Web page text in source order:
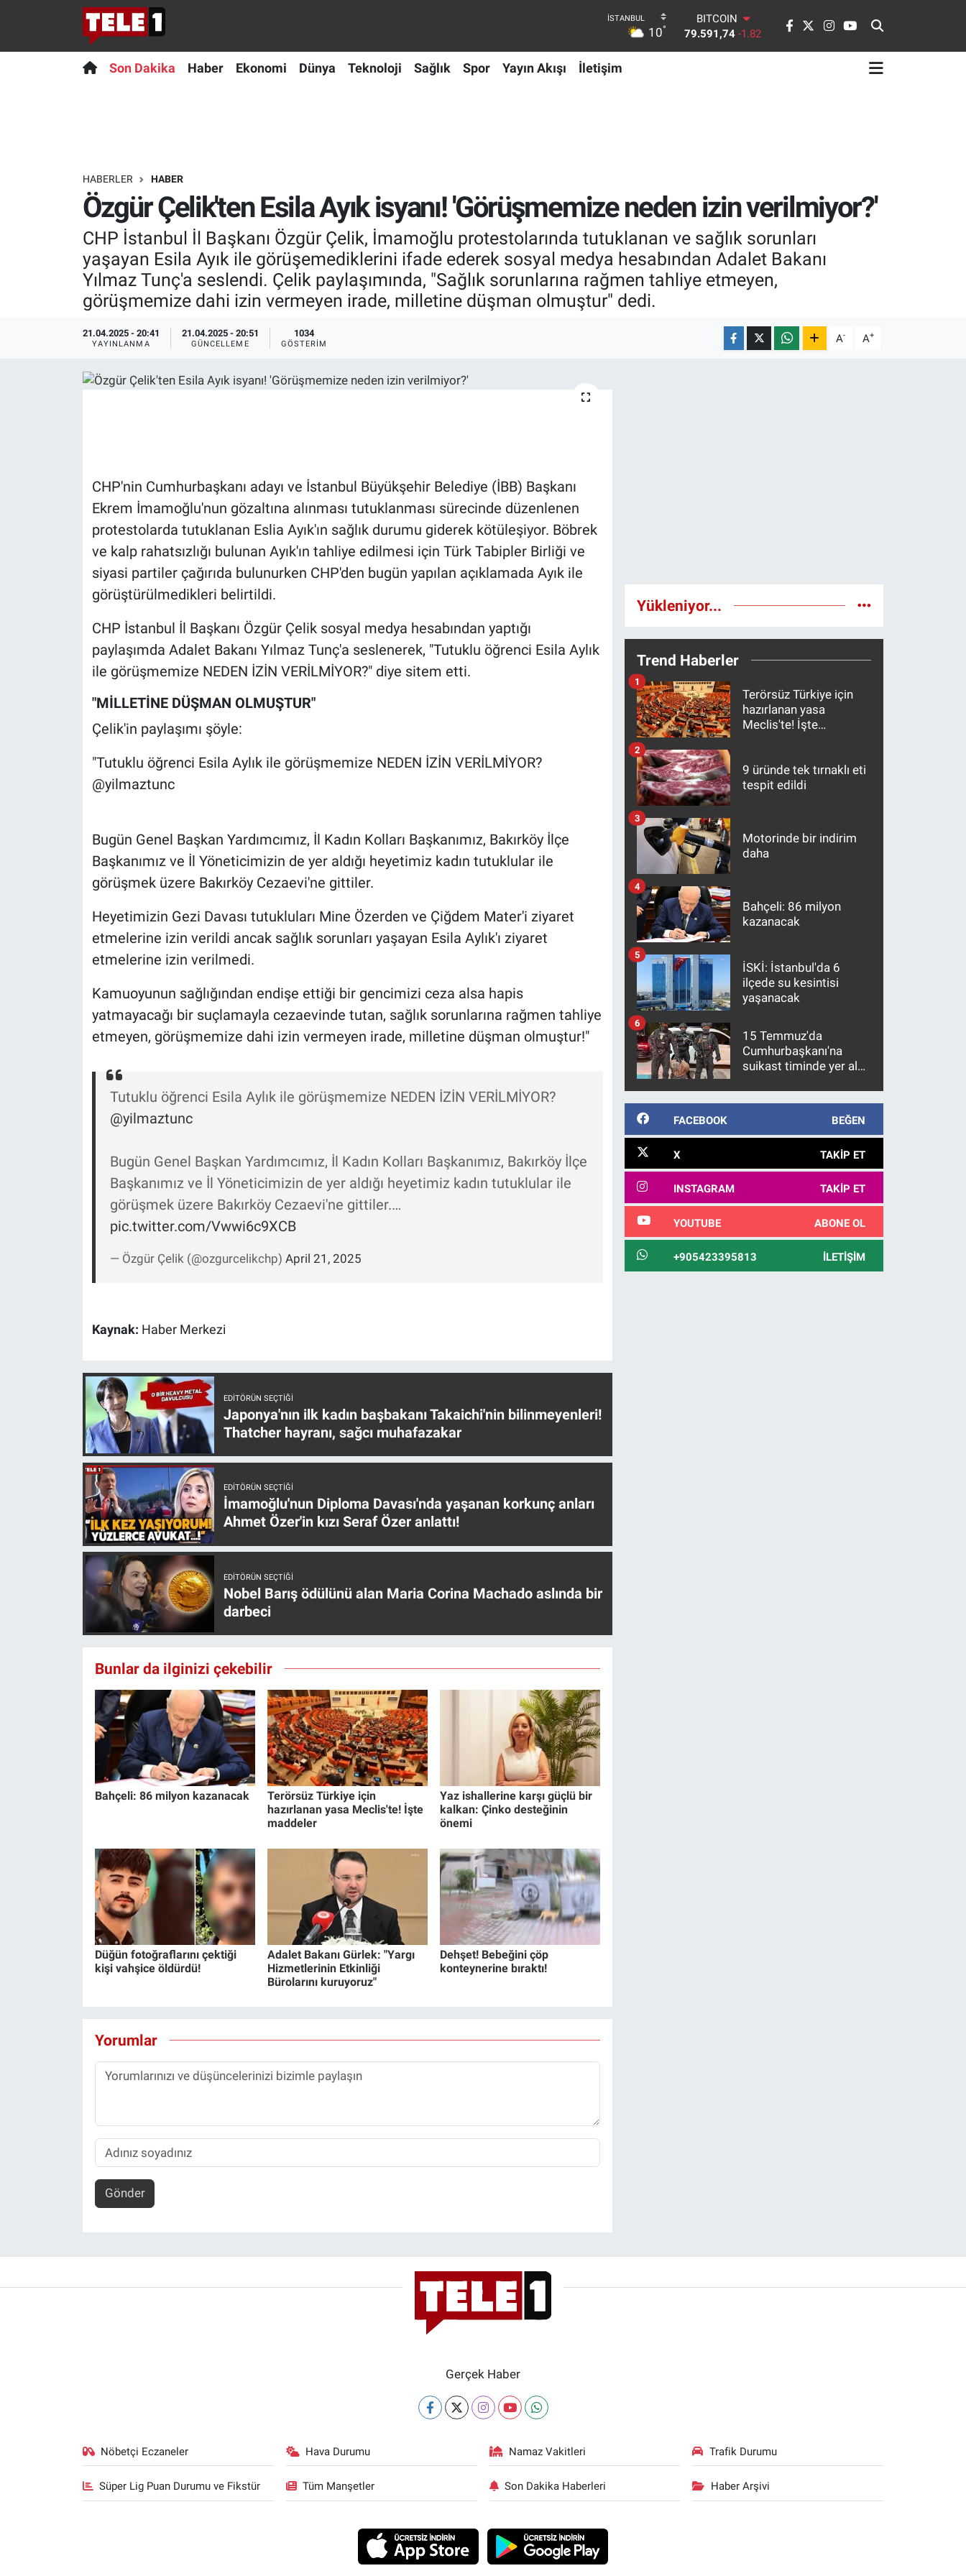
10°
79.591,74
-1.82
DOLAR
45,43620 0.02
Son Dakika Haber Ekonomi Dünya Teknoloji Sağlık Spor Yayın Akışı İletişim
HABERLER HABER
Özgür Çelik'ten Esila Ayık isyanı! 'Görüşmemize neden izin verilmiyor?'
CHP İstanbul İl Başkanı Özgür Çelik, İmamoğlu protestolarında tutuklanan ve sağlık sorunları
yaşayan Esila Ayık ile görüşemediklerini ifade ederek sosyal medya hesabından Adalet Bakanı
Yılmaz Tunç'a seslendi. Çelik paylaşımında, "Sağlık sorunlarına rağmen tahliye etmeyen,
görüşmemize dahi izin vermeyen irade, milletine düşman olmuştur" dedi.
21.04.2025 - 20:41
YAYINLANMA
21.04.2025 - 20:51
GÜNCELLEME
1034
GÖSTERIM A- A+
CHP'nin Cumhurbaşkanı adayı ve İstanbul Büyükşehir Belediye (İBB) Başkanı
Ekrem İmamoğlu'nun gözaltına alınması tutuklanması sürecinde düzenlenen
protestolarda tutuklanan Eslia Ayık'ın sağlık durumu giderek kötüleşiyor. Böbrek
ve kalp rahatsızlığı bulunan Ayık'ın tahliye edilmesi için Türk Tabipler Birliği ve
siyasi partiler çağırıda bulunurken CHP'den bugün yapılan açıklamada Ayık ile
görüştürülmedikleri belirtildi.
CHP İstanbul İl Başkanı Özgür Çelik sosyal medya hesabından yaptığı
paylaşımda Adalet Bakanı Yılmaz Tunç'a seslenerek, "Tutuklu öğrenci Esila Aylık
ile görüşmemize NEDEN İZİN VERİLMİYOR?" diye sitem etti.
"MİLLETİNE DÜŞMAN OLMUŞTUR"
Çelik'in paylaşımı şöyle:
"Tutuklu öğrenci Esila Aylık ile görüşmemize NEDEN İZİN VERİLMİYOR?
@yilmaztunc
Bugün Genel Başkan Yardımcımız, İl Kadın Kolları Başkanımız, Bakırköy İlçe
Başkanımız ve İl Yöneticimizin de yer aldığı heyetimiz kadın tutuklular ile
görüşmek üzere Bakırköy Cezaevi'ne gittiler.
Heyetimizin Gezi Davası tutukluları Mine Özerden ve Çiğdem Mater'i ziyaret
etmelerine izin verildi ancak sağlık sorunları yaşayan Esila Aylık'ı ziyaret
etmelerine izin verilmedi.
Kamuoyunun sağlığından endişe ettiği bir gencimizi ceza alsa hapis
yatmayacağı bir suçlamayla cezaevinde tutan, sağlık sorunlarına rağmen tahliye
etmeyen, görüşmemize dahi izin vermeyen irade, milletine düşman olmuştur!"
Tutuklu öğrenci Esila Aylık ile görüşmemize NEDEN İZİN VERİLMİYOR?
@yilmaztunc
Bugün Genel Başkan Yardımcımız, İl Kadın Kolları Başkanımız, Bakırköy İlçe
Başkanımız ve İl Yöneticimizin de yer aldığı heyetimiz kadın tutuklular ile
görüşmek üzere Bakırköy Cezaevi'ne gittiler.…
pic.twitter.com/Vwwi6c9XCB
— Özgür Çelik (@ozgurcelikchp) April 21, 2025
Kaynak: Haber Merkezi
EDITÖRÜN SEÇTIĞI
Japonya'nın ilk kadın başbakanı Takaichi'nin bilinmeyenleri!
Thatcher hayranı, sağcı muhafazakar
EDITÖRÜN SEÇTIĞI
İmamoğlu'nun Diploma Davası'nda yaşanan korkunç anları
Ahmet Özer'in kızı Seraf Özer anlattı!
EDITÖRÜN SEÇTIĞI
Nobel Barış ödülünü alan Maria Corina Machado aslında bir
darbeci
Bunlar da ilginizi çekebilir
Bahçeli: 86 milyon kazanacak
Terörsüz Türkiye için
hazırlanan yasa Meclis'te! İşte
maddeler
Yaz ishallerine karşı güçlü bir
kalkan: Çinko desteğinin
önemi
Düğün fotoğraflarını çektiği
kişi vahşice öldürdü!
Adalet Bakanı Gürlek: "Yargı
Hizmetlerinin Etkinliği
Bürolarını kuruyoruz"
Dehşet! Bebeğini çöp
konteynerine bıraktı!
Yorumlar
Gönder
Yükleniyor...
Trend Haberler
Terörsüz Türkiye için
hazırlanan yasa
Meclis'te! İşte
1
9 üründe tek tırnaklı eti
tespit edildi
2
Motorinde bir indirim
daha
3
Bahçeli: 86 milyon
kazanacak
4
İSKİ: İstanbul'da 6
ilçede su kesintisi
yaşanacak
5
15 Temmuz'da
Cumhurbaşkanı'na
suikast timinde yer alan
10 yıl sonra yakalandı
6
FACEBOOK BEĞEN
X TAKIP ET
INSTAGRAM TAKIP ET
YOUTUBE ABONE OL
+905423395813 İLETIŞIM
Gerçek Haber
Nöbetçi Eczaneler Hava Durumu Namaz Vakitleri Trafik Durumu
Süper Lig Puan Durumu ve Fikstür Tüm Manşetler Son Dakika Haberleri Haber Arşivi
Anında Manşet
Bilim ve Teknoloji Evreni
Doğa Konuşuyor
Ege Saati
Ege'den Esintiler
Gerçeğin İzinde
Gün Başlıyor
Gün Bitiyor
Gündem Özel
Koronavirüs
Ne demişti
Programlar
Türkiye'nin Geleceği
Türkiye'nin Gündemi
Canlı Yayın
Son Dakika
Teknoloji
Yayın Akışı
Nöbetçi Eczaneler
Süper Lig Puan Durumu ve Fikstür
Tüm Manşetler
Son Dakika Haberleri
Haber Arşivi